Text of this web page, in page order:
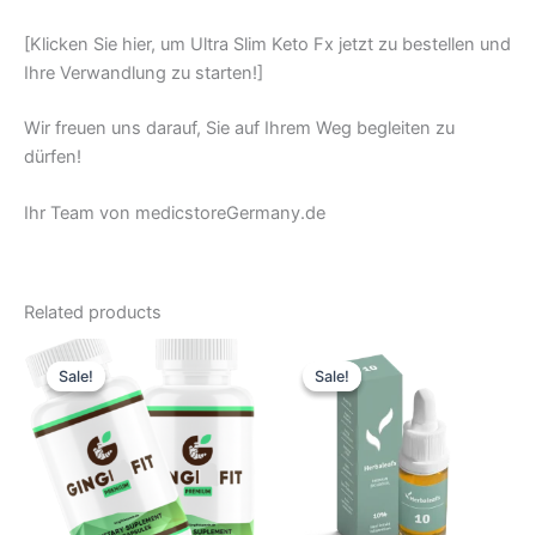
[Klicken Sie hier, um Ultra Slim Keto Fx jetzt zu bestellen und
Ihre Verwandlung zu starten!]
Wir freuen uns darauf, Sie auf Ihrem Weg begleiten zu
dürfen!
Ihr Team von medicstoreGermany.de
Related products
Sale!
Sale!
Original
price
was:
58,00 €.
is:
48,00 €.
Sale!
Sale!price
was:
69,00 €.
is:
39,00 €.